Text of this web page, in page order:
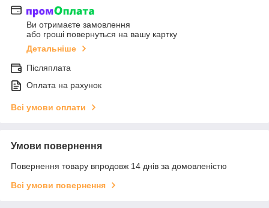
Ви отримаєте замовлення
або гроші повернуться на вашу картку
Детальніше
Післяплата
Оплата на рахунок
Всі умови оплати
Умови повернення
Повернення товару впродовж 14 днів за домовленістю
Всі умови повернення